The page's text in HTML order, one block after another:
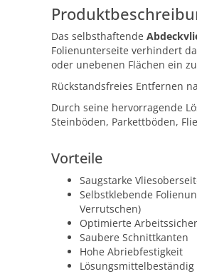
Das selbsthaftende
Folienunterseite verhindert
oder unebenen Flächen ein
Rückstandsfreies Entfernen
Durch seine hervorragende
Steinböden, Parkettböden,
Vorteile
Saugstarke
Selbstklebende
Verrutschen)
Optimierte
Saubere Schnittkanten
Hohe Abriebfestigkeit
Lösungsmittelbeständig